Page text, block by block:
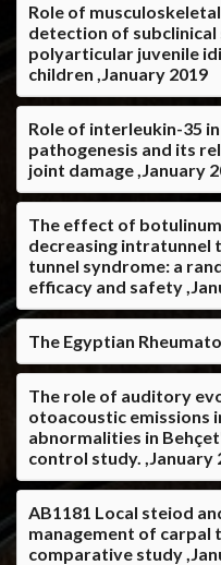
Role of
detection of subclinical
polyarticular juvenile
children ,January 2019
Role of interleukin-35
pathogenesis and its
joint damage ,January
The effect of
decreasing intratunnel
tunnel syndrome: a
efficacy and safety
The Egyptian
The role of auditory
otoacoustic emissions
abnormalities in
control study. ,January
AB1181 Local steiod
management of carpal
comparative study